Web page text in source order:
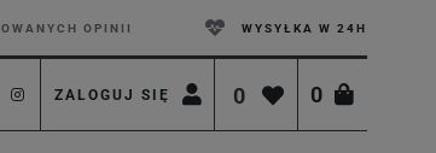
OPINII WYSYŁKA W 24H
0
ZALOGUJ SIĘ 0